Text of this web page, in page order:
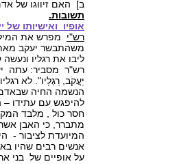
ב] האם זיווגו של
תשובות.
אופיו ואישיותו של
רש"י מפרש את
משהתבשר יעקב
ליבו את רגליו
רש"ר מסביר: עתה
יַעֲקֹב, רַגְלָיו". לא
הנשמה החיה שבאדם
להיפגש עם עתידו
חסר כול , מלבד
מתברר, כי האבן
המיועדת לציבור -
אנשים רבים שהיו
על אופיים של בני